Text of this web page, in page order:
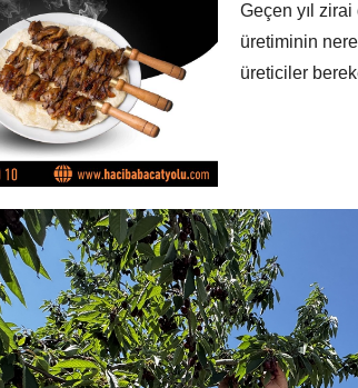
Geçen yıl
üretiminin
üreticiler